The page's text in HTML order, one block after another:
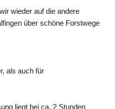
wieder auf die andere
über schöne Forstwege
als auch für
liegt bei ca. 2 Stunden